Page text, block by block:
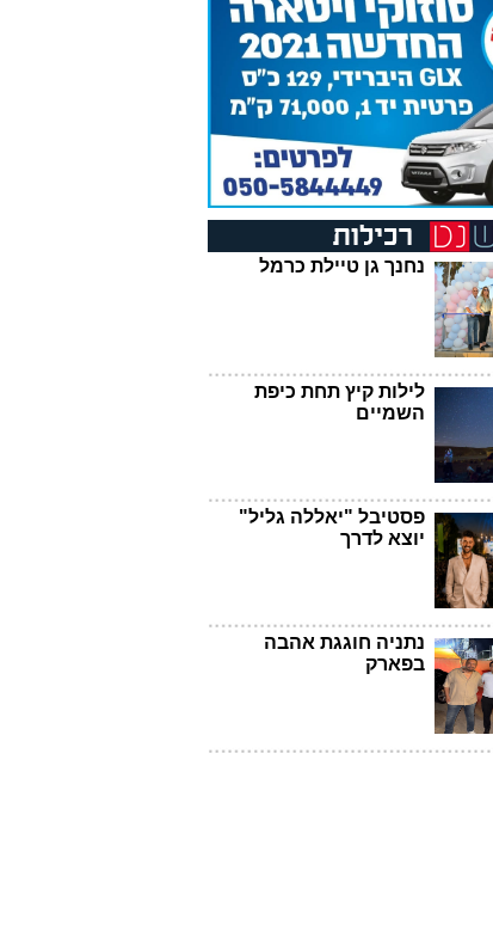
נחנך גן טיילת כרמל
לילות קיץ תחת כיפת
השמיים
פסטיבל "יאללה גליל"
יוצא לדרך
נתניה חוגגת אהבה
בפארק